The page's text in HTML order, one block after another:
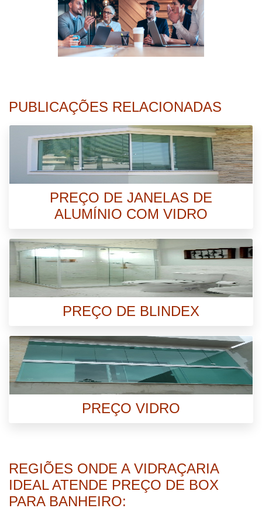
PUBLICAÇÕES RELACIONADAS
PREÇO DE JANELAS DE
ALUMÍNIO COM VIDRO
PREÇO DE BLINDEX
PREÇO VIDRO
REGIÕES ONDE A VIDRAÇARIA
IDEAL ATENDE PREÇO DE BOX
PARA BANHEIRO: